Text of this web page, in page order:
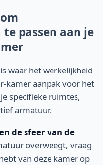
passen aan je
waar het werkelijkheid
kamer aanpak voor het
specifieke ruimtes,
armatuur.
de sfeer van de
overweegt, vraag
van deze kamer op